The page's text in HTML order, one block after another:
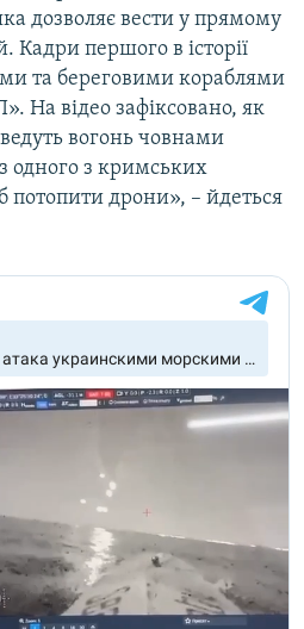
дозволяє вести у прямому
Кадри першого в історії
та береговими кораблями
На відео зафіксовано, як
вогонь човнами
одного з кримських
потопити дрони», – йдеться